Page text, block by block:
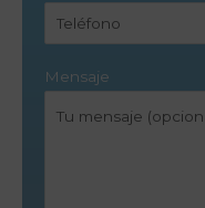
Mensaje